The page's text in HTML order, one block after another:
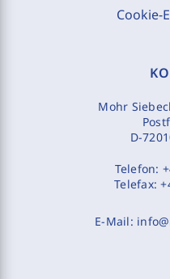
Cookie-
Mohr
D-
Telefon:
Telefax:
E-Mail: